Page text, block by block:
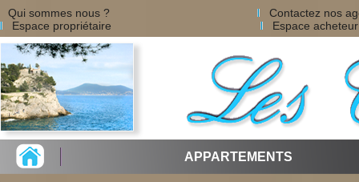
Qui sommes nous ?
Contactez nos
Espace propriétaire
Espace acheteur
APPARTEMENTS